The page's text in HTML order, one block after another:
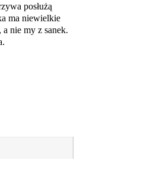
posłużą
ma niewielkie
nie my z sanek.